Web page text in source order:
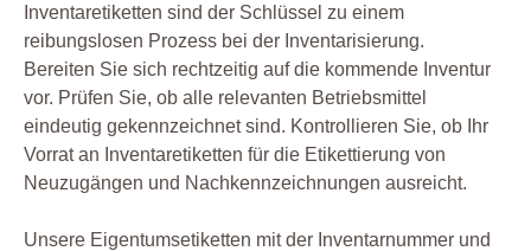
Inventaretiketten sind der Schlüssel zu einem
reibungslosen Prozess bei der Inventarisierung.
Bereiten Sie sich rechtzeitig auf die kommende Inventur
vor. Prüfen Sie, ob alle relevanten Betriebsmittel
eindeutig gekennzeichnet sind. Kontrollieren Sie, ob Ihr
Vorrat an Inventaretiketten für die Etikettierung von
Neuzugängen und Nachkennzeichnungen ausreicht.
Unsere Eigentumsetiketten mit der Inventarnummer und